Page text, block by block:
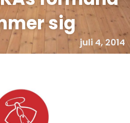
sig
juli 4, 2014